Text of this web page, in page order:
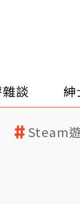
談 紳
Steam